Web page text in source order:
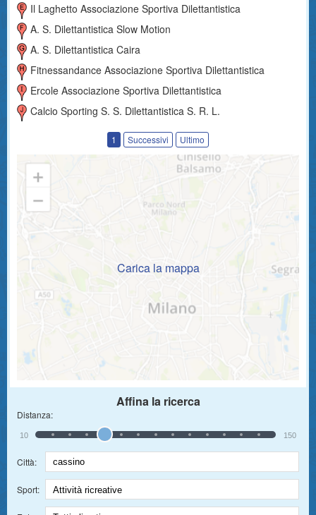
Il Laghetto Associazione Sportiva Dilettantistica
A. S. Dilettantistica Slow Motion
A. S. Dilettantistica Caira
Fitnessandance Associazione Sportiva Dilettantistica
Ercole Associazione Sportiva Dilettantistica
Calcio Sporting S. S. Dilettantistica S. R. L.
1 Successivi Ultimo
Carica la mappa
Affina la ricerca
Distanza:
10 150
Città:
Sport: